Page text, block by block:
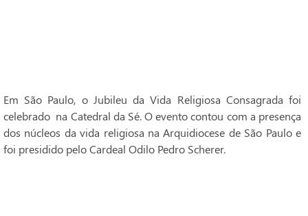
Em São Paulo, o Jubileu da Vida Religiosa Consagrada foi
celebrado na Catedral da Sé. O evento contou com a presença
dos núcleos da vida religiosa na Arquidiocese de São Paulo e
foi presidido pelo Cardeal Odilo Pedro Scherer.